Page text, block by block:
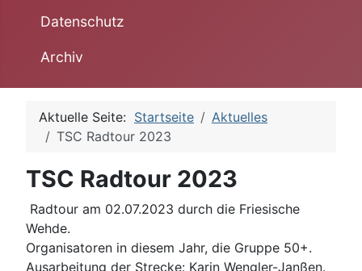
Datenschutz
Archiv
Aktuelle Seite: Startseite
Aktuelles
TSC Radtour 2023
TSC Radtour 2023
Radtour am 02.07.2023 durch die Friesische
Wehde.
Organisatoren in diesem Jahr, die Gruppe 50+.
Ausarbeitung der Strecke: Karin Wengler-Janßen.